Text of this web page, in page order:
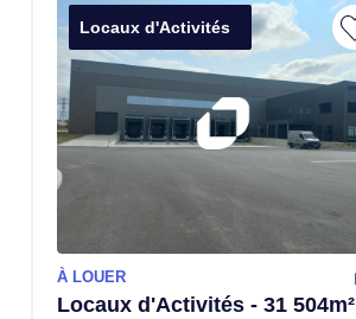
Locaux d'Activités
À LOUER
Locaux d'Activités - 31 504m²